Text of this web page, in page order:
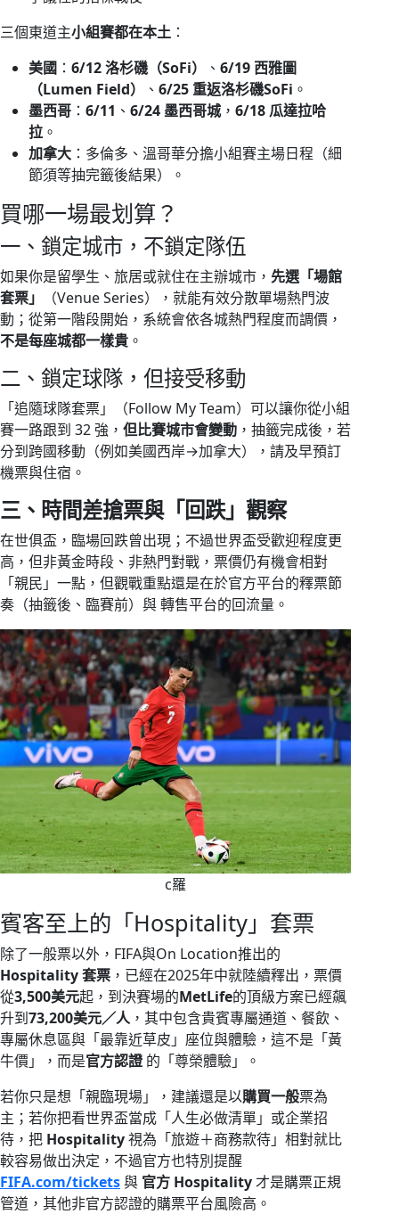
三個東道主小組賽都在本土 ：
美國 ： 6/12 洛杉磯（SoFi） 、 6/19 西雅圖
（Lumen Field）
、 6/25 重返洛杉磯SoFi 。
墨西哥 ： 6/11 、 6/24 墨西哥城， 6/18 瓜達拉哈
拉 。
加拿大 ：多倫多、溫哥華分擔小組賽主場日程（細
節須等抽完籤後結果）。
買哪一場最划算？
一、鎖定城市，不鎖定隊伍
如果你是留學生、旅居或就住在主辦城市， 先選「場館
套票」
（Venue Series），就能有效分散單場熱門波
動；從第一階段開始，系統會依各城熱門程度而調價，
不是每座城都一樣貴 。
二、鎖定球隊，但接受移動
「追隨球隊套票」（Follow My Team）可以讓你從小組
賽一路跟到 32 強， 但比賽城市會變動 ，抽籤完成後，若
分到跨國移動（例如美國西岸→加拿大），請及早預訂
機票與住宿。
三、時間差搶票與「回跌」觀察
在世俱盃，臨場回跌曾出現；不過世界盃受歡迎程度更
高，但非黃金時段、非熱門對戰，票價仍有機會相對
「親民」一點，但觀戰重點還是在於官方平台的釋票節
奏（抽籤後、臨賽前）與 轉售平台的回流量。
c羅
賓客至上的「Hospitality」套票
除了一般票以外，FIFA與On Location推出的
Hospitality 套票 ，已經在2025年中就陸續釋出，票價
從3,500美元起，到決賽場的MetLife的頂級方案已經飆
升到73,200美元／人，其中包含貴賓專屬通道、餐飲、
專屬休息區與「最靠近草皮」座位與體驗，這不是「黃
牛價」，而是官方認證 的「尊榮體驗」。
若你只是想「親臨現場」，建議還是以購買一般票為
主；若你把看世界盃當成「人生必做清單」或企業招
待，把 Hospitality視為「旅遊＋商務款待」相對就比
較容易做出決定，不過官方也特別提醒
FIFA.com/tickets與 官方 Hospitality才是購票正規
管道，其他非官方認證的購票平台風險高。